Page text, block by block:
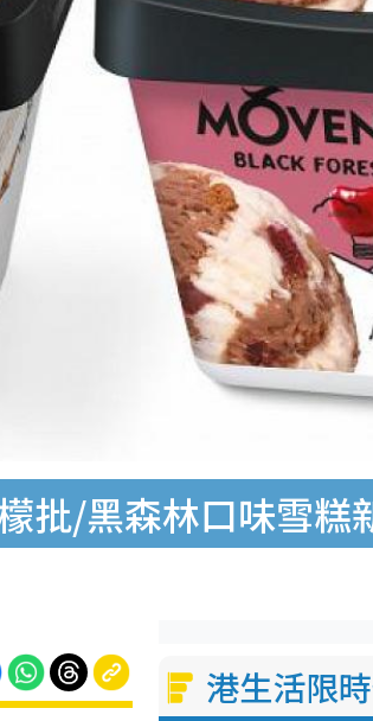
批/黑森林口味雪糕
港生活限